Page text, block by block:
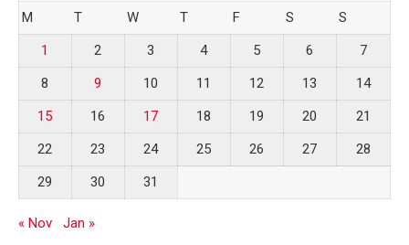
M
T W T F S
S
1
2 3 4 5 6
7
8
9 10 11 12 13
14
15
16 17 18 19 20
21
22
23 24 25 26 27
28
29
30 31
« Nov Jan »